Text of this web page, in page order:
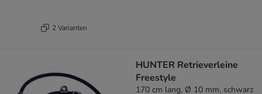
2 Varianten
HUNTER Retrieverleine
Freestyle
170 cm lang, Ø 10 mm, schwarz